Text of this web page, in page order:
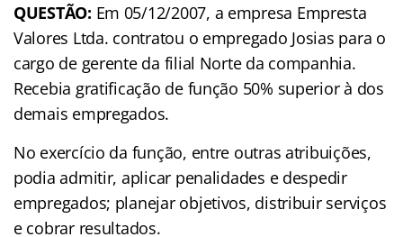
QUESTÃO: Em 05/12/2007, a empresa Empresta
Valores Ltda. contratou o empregado Josias para o
cargo de gerente da filial Norte da companhia.
Recebia gratificação de função 50% superior à dos
demais empregados.
No exercício da função, entre outras atribuições,
podia admitir, aplicar penalidades e despedir
empregados; planejar objetivos, distribuir serviços
e cobrar resultados.